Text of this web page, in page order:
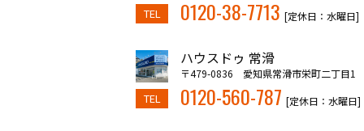
TEL 0120-38-7713 [定休日：水曜日]
ハウスドゥ 常滑
〒479-0836 愛知県常滑市栄町二丁目1
TEL 0120-560-787 [定休日：水曜日]